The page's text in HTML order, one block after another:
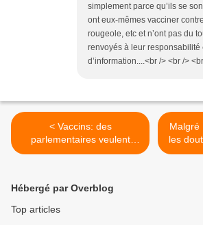
simplement parce qu’ils se
ont eux-mêmes vacciner
rougeole, etc et n’ont pas du
renvoyés à leur responsabilité
d’information....<br /> <br />
< Vaccins: des
parlementaires veulent
gagner la bataille de
Malgré
les
à
Hébergé par Overblog
Top articles